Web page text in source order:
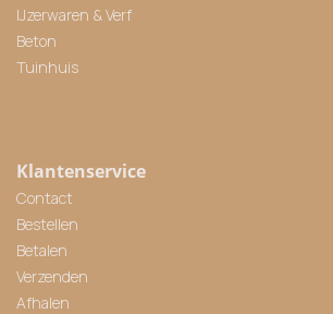
IJzerwaren & Verf
Beton
Tuinhuis
Klantenservice
Contact
Bestellen
Betalen
Verzenden
Afhalen